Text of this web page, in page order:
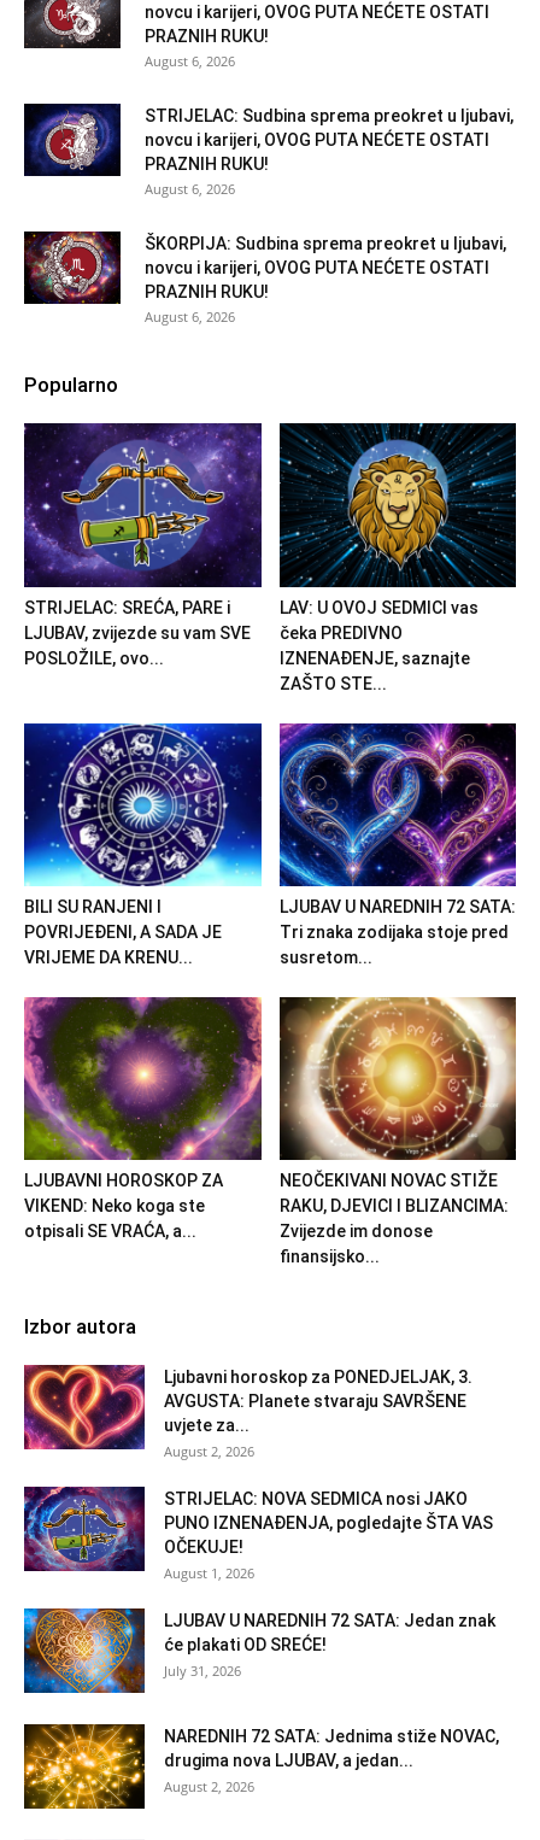
novcu i karijeri, OVOG PUTA NEĆETE OSTATI
PRAZNIH RUKU!
August 6, 2026
STRIJELAC: Sudbina sprema preokret u ljubavi,
novcu i karijeri, OVOG PUTA NEĆETE OSTATI
PRAZNIH RUKU!
August 6, 2026
ŠKORPIJA: Sudbina sprema preokret u ljubavi,
novcu i karijeri, OVOG PUTA NEĆETE OSTATI
PRAZNIH RUKU!
August 6, 2026
Popularno
STRIJELAC: SREĆA, PARE i
LJUBAV, zvijezde su vam SVE
POSLOŽILE, ovo...
LAV: U OVOJ SEDMICI vas
čeka PREDIVNO
IZNENAĐENJE, saznajte
ZAŠTO STE...
BILI SU RANJENI I
POVRIJEĐENI, A SADA JE
VRIJEME DA KRENU...
LJUBAV U NAREDNIH 72 SATA:
Tri znaka zodijaka stoje pred
susretom...
LJUBAVNI HOROSKOP ZA
VIKEND: Neko koga ste
otpisali SE VRAĆA, a...
NEOČEKIVANI NOVAC STIŽE
RAKU, DJEVICI I BLIZANCIMA:
Zvijezde im donose
finansijsko...
Izbor autora
Ljubavni horoskop za PONEDJELJAK, 3.
AVGUSTA: Planete stvaraju SAVRŠENE
uvjete za...
August 2, 2026
STRIJELAC: NOVA SEDMICA nosi JAKO
PUNO IZNENAĐENJA, pogledajte ŠTA VAS
OČEKUJE!
August 1, 2026
LJUBAV U NAREDNIH 72 SATA: Jedan znak
će plakati OD SREĆE!
July 31, 2026
NAREDNIH 72 SATA: Jednima stiže NOVAC,
drugima nova LJUBAV, a jedan...
August 2, 2026